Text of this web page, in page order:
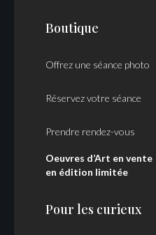
Boutique
Offrez une séance photo
Réservez votre séance
Prendre rendez-vous
Oeuvres d’Art en vente
en édition limitée
Pour les curieux